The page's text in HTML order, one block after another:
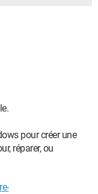
pour créer une
réparer, ou